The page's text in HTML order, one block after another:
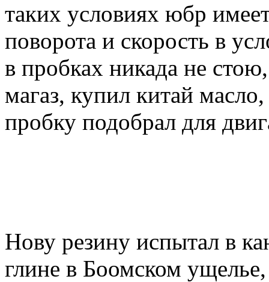
таких условиях юбр
поворота и скорость в
в пробках никада не
магаз, купил китай
пробку подобрал для
Нову резину испытал в
глине в Боомском ущелье,